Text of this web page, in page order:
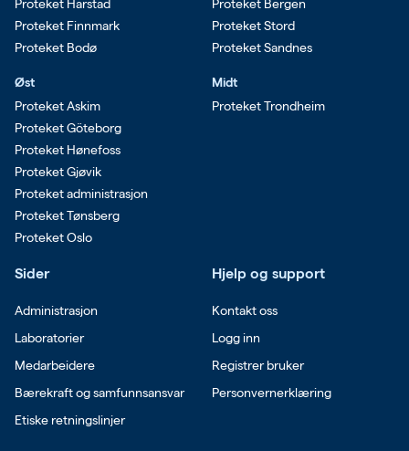
Proteket Harstad
Proteket Finnmark
Proteket Bodø
Proteket Bergen
Proteket Stord
Proteket Sandnes
Øst
Proteket Askim
Proteket Göteborg
Proteket Hønefoss
Proteket Gjøvik
Proteket administrasjon
Proteket Tønsberg
Proteket Oslo
Midt
Proteket Trondheim
Sider
Administrasjon
Laboratorier
Medarbeidere
Bærekraft og samfunnsansvar
Etiske retningslinjer
Hjelp og support
Kontakt oss
Logg inn
Registrer bruker
Personvernerklæring